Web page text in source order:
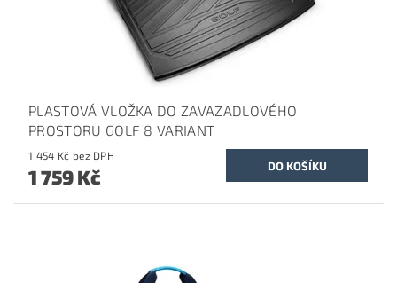
PLASTOVÁ VLOŽKA DO ZAVAZADLOVÉHO
PROSTORU GOLF 8 VARIANT
1 454 Kč bez DPH
1 759 Kč